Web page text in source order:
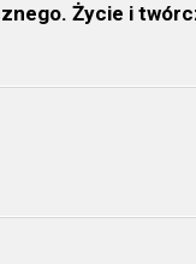
Życie i